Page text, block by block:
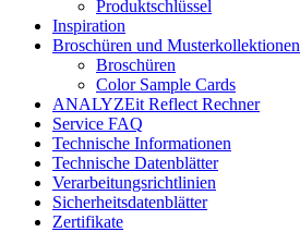
Produktschlüssel
Inspiration
Broschüren und Musterkollektionen
Broschüren
Color Sample Cards
ANALYZEit Reflect Rechner
Service FAQ
Technische Informationen
Technische Datenblätter
Verarbeitungsrichtlinien
Sicherheitsdatenblätter
Zertifikate